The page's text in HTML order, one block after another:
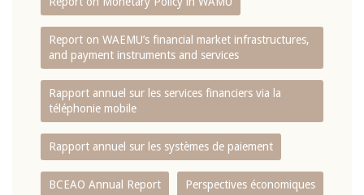
Report on WAEMU’s financial market infrastructures,
and payment instruments and services
Rapport annuel sur les services financiers via la
téléphonie mobile
Rapport annuel sur les systèmes de paiement
BCEAO Annual Report Perspectives économiques